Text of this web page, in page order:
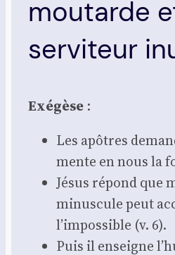
moutarde
serviteur
Exé­gèse :
Les apôtres
mente en nous la
Jésus répond que
minus­cule peut
l’impossible (v. 6).
Puis il enseigne